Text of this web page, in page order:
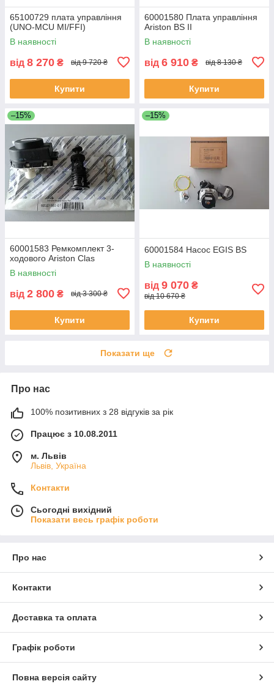
65100729 плата управління
(UNO-MCU MI/FFI)
В наявності
від 8 270 ₴ від 9 720 ₴
Купити
60001580 Плата управління
Ariston BS II
В наявності
від 6 910 ₴ від 8 130 ₴
Купити
–15%
60001583 Ремкомплект 3-
ходового Ariston Clas
В наявності
від 2 800 ₴ від 3 300 ₴
Купити
–15%
60001584 Насос EGIS BS
В наявності
від 9 070 ₴
від 10 670 ₴
Купити
Показати ще
Про нас
100% позитивних з 28 відгуків за рік
Працює з 10.08.2011
м. Львів
Львів, Україна
Контакти
Сьогодні вихідний
Показати весь графік роботи
Про нас
Контакти
Доставка та оплата
Графік роботи
Повна версія сайту